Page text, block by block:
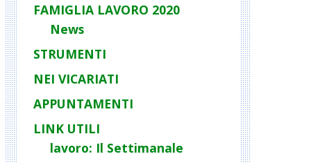
FAMIGLIA LAVORO 2020
News
STRUMENTI
NEI VICARIATI
APPUNTAMENTI
LINK UTILI
lavoro: Il Settimanale